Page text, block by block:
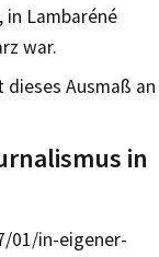
in Lambaréné
war.
Ausmaß an
in
01/in-eigener-